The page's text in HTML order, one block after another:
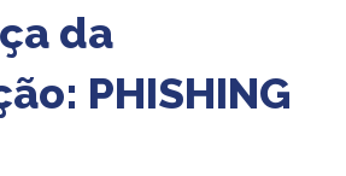
da
PHISHING